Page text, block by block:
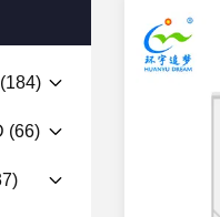
(184)
(66)